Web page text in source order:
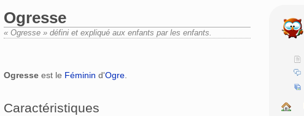
Ogresse
« Ogresse » défini et expliqué aux enfants par les enfants.
Ogresse est le Féminin d'Ogre
Caractéristiques